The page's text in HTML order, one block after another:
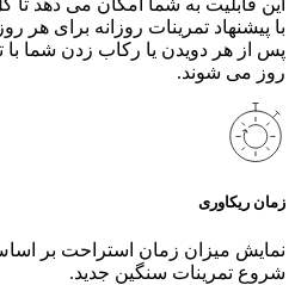
این قابلیت به شما امکان می دهد تا
با پیشنهاد تمرینات روزانه برای هر
پس از هر دویدن یا رکاب زدن شما با
روز می شوند.
زمان ریکاوری
نمایش میزان زمان استراحت بر
شروع تمرینات سنگین جدید.